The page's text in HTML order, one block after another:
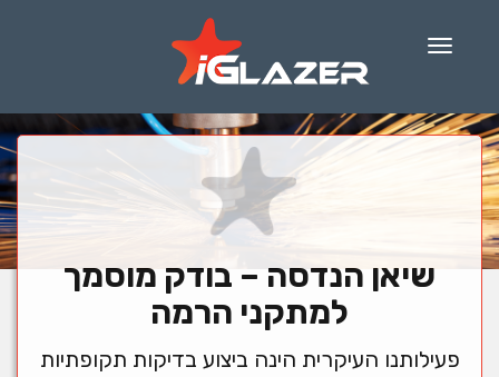
Menu
שיאן הנדסה – בודק מוסמך
למתקני הרמה
פעילותנו העיקרית הינה ביצוע בדיקות תקופתיות